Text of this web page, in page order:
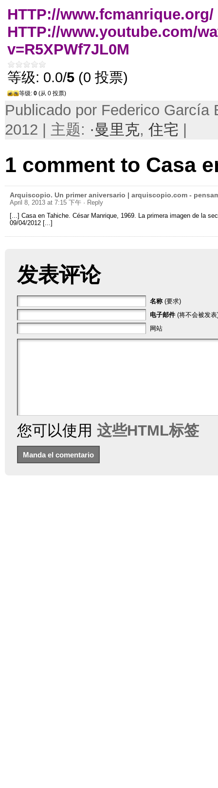
HTTP://www.fcmanrique.org/
HTTP://www.youtube.com/
v=R5XPWf7JL0M
等级: 0.0/5 (0 投票)
等级: 0 (从 0 投票)
Publicado por Federico García
2012 | 主题: ·曼里克, 住宅
1 comment to Casa
Arquiscopio. Un primer aniversario | arquiscopio.com -
April 8, 2013 at 7:15 下午 · Reply
[...] Casa en Tahiche. César Manrique, 1969. La primera imagen de la
09/04/2012 [...]
发表评论
名称 (要求)
电子邮件 (将不会被发
网站
您可以使用 这些HTML标签